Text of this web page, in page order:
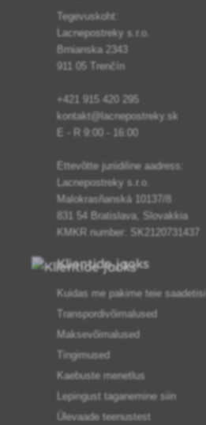
Tegevuskoht:
Lacnepostreky s.r.o.
Brnianska 2343
911 05 Trenčín
+421 915 420 295
kontakt@lacnepostreky.sk
E - R 9:00 - 16:00
Ettevõtte juriidiline aadress:
Lacnepostreky s.r.o.
Malokrasňanská 10137/8
831 54 Bratislava, Slovakkia
KMKR number: SK2120731437
Klientide jaoks
Kuidas me pakime teie saadetisi
Transpordivõimalused
Maksevõimalused
Tingimused
Kaebuste menetlus
Lepingust taganemine siin
Ülevaade teenustest